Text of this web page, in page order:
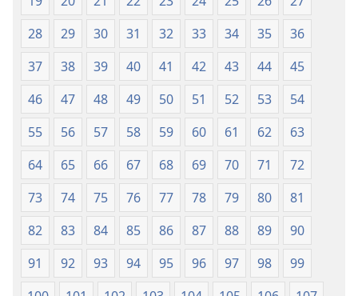
28
29 30 31 32 33 34 35
36
37
38 39 40 41 42 43 44
45
46
47 48 49 50 51 52 53
54
55
56 57 58 59 60 61 62
63
64
65 66 67 68 69 70 71
72
73
74 75 76 77 78 79 80
81
82
83 84 85 86 87 88 89
90
91
92 93 94 95 96 97 98
99